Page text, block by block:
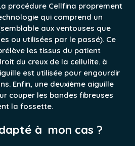
procédure Cellfina proprement
qui comprend un
aux ventouses que
ou utilisées par le passé). Ce
les tissus du patient
du creux de la cellulite. à
est utilisée pour engourdir
Enfin, une deuxième aiguille
couper les bandes fibreuses
la fossette.
à mon cas ?